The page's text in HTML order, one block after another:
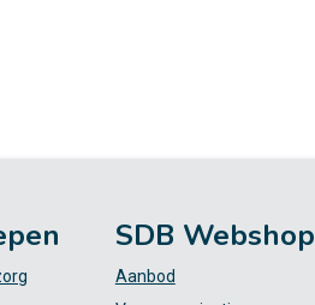
SDB Webshop
Aanbod